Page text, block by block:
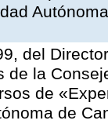
del
de la
de
de